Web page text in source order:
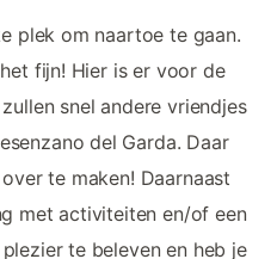
plek om naartoe te gaan.
fijn! Hier is er voor de
snel andere vriendjes
del Garda. Daar
te maken! Daarnaast
met activiteiten en/of een
te beleven en heb je